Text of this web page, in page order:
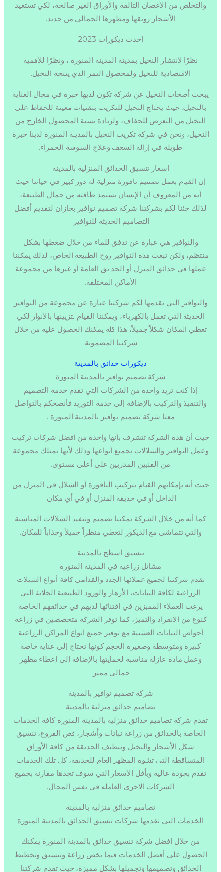
والتخلص من الأغصان التالفة والأوراق الغير صالحة، لكي تستعيد
الأشجار رونقها ومظهرها الجمالي من جديد.
احدث ديكورات 2023
نظرًا لانتشار النخيل بمدينة المدينة المنورة ، ونظرًا للأهمية
الاقتصادية للنخيل ولمحصول التمر الذي ينتجه النخيل.
يبحث أصحاب النخيل عن شركة تكون لديها خبرة في مجال العناية
بالنخيل، حيث يحتاج النخيل للتكريب بتقنيات معينة للحفاظ على
النخيل من التعرض للجفاف، ولزيادة نسبة المحصول الخارج من
النخيل، ونحن في شركة تكريب النخيل بالمدينة المنورة لدينا خبرة
طويلة في إزالة السعف وعلاج السوسة الحمراء.
اسعار تنسيق الحدائق المنزلية بالمدينة
إن القيام بعمل تصميم نافورة منزلية له دور كبير في حياتنا حيث
أنه من المعروف أن الإنسان يستمد طاقته من جمال الطبيعة،
لذلك جئنا لكم بشركتنا شركة تصميم نوافير بجازان لتقديم أفضل
التصاميم الحديثة للنوافير.
والنوافير هي عبارة عن تدفق للماء من خلال ضغطها بشكل
منتظم، ولكن تبعث هذه النوافير روح الطبيعة الخاص، لذلك يمكننا
عملها في حدائق المنزل أو الحدائق العامة أو غيرها من مجموعة
الأماكن المختلفة.
والنوافير التي تقدمها لكم شركتنا عبارة عن مجموعة من النوافير
الحديثة التي تعمل بالكهرباء، ويمكننا القيام بتزيينها بالأنوار لكي
تعطي المكان شكلاً جميلاً، هذا كله يمكنك الحصول عليه من خلال
شركتنا المضمونة.
ديكورات حدائق بالمدينة
شركة تصميم نوافير بالمدينة المنورة
إذا كنت تريد واحدة من الشركات التي تقدم خدمة التصميم
والتنفيذ والتركيب بالإضافة إلى خدمة التوريد فأنصحكم بالتواصل
معنا شركة تصميم نوافير بالمدينة المنورة .
حيث أن هذه الشركة تتشرف بأنها واحدة من أفضل شركات تركيب
وعمل النوافير والشلالات بجميع أنواعها وذلك لأنها تمتلك مجموعة
من الفنيين المدربين على أعلى مستوى.
حيث أنه بإمكانهم القيام بتركيب النافورة أو الشلال في المنزل من
الداخل أو في حديقة المنزل أو في أي مكان.
كما أنه من خلال الشركة يمكننا تصميم وتنفيذ الشلالات المناسبة
والتي تتماشى مع الديكور لتعطي منظراً جميلاً وجذاباً للمكان.
تنسيق اسطح بالمدينة
مشاتل زراعية في المدينة المنورة
تقدم شركتنا لجميع عملائها الجدد والقدامى كافة أنواع الشتلات
الزراعية لكافة النباتات، الأزهار والورود الطبيعية الخلابة التي
يرغب العملاء المميزين في اقتنائها لديهم في حدائقهم الخاصة
كنوع من الانفراد والتميز، كما توفر الشركة متخصصين في زراعة
أحواض النباتات العشبية مع توفير جميع انواع المراكن الزراعية
كبيرة ومتوسطة وصغيره الحجم كونها تحتاج إلى عناية خاصة
وعمل مادة عازلة مناسبة لحمايتها بالإضافة إلى إعطاء مظهر
جمالي مميز.
شركة تصميم نوافير بالمدينة
تصاميم حدائق منزلية بالمدينة
تقدم شركة تصاميم حدائق منزلية بالمدينة المنورة كافة الخدمات
الخاصة بالحدائق من زراعة نباتات وأشجار، قص الفروع، تنسيق
شكل الأشجار والنخيل وتنظيف الحديقة من كافة الأوراق
المتساقطة التي تشوه المظهر العام للحديقة، كل تلك الخدمات
تقدم بجودة عالية وبأقل الأسعار التي سوف تجدها مقارنة بجميع
الشركات الاخرى العامله فى نفس المجال.
تصاميم حدائق منزلية بالمدينة
الخدمات التي تقدمها شركات تنسيق الحدائق بالمدينة المنورة
من خلال افضل شركة تنسيق حدائق بالمدينة المنورة يمكنك
الحصول على أفضل الخدمات فيما يخص زراعة وتنسيق وتخطيط
الحدائق وتصميمها وتجميلها بشكل مميزة، حيث تقدم شركتنا